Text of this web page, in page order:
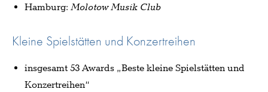
Hamburg: Molotow Musik Club
Kleine Spielstätten und Konzertreihen
insgesamt 53 Awards „Beste kleine Spielstätten und
Konzertreihen“